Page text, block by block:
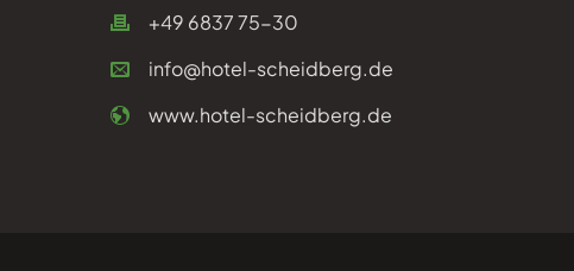
+49 6837 75-30
info@hotel-scheidberg.de
www.hotel-scheidberg.de